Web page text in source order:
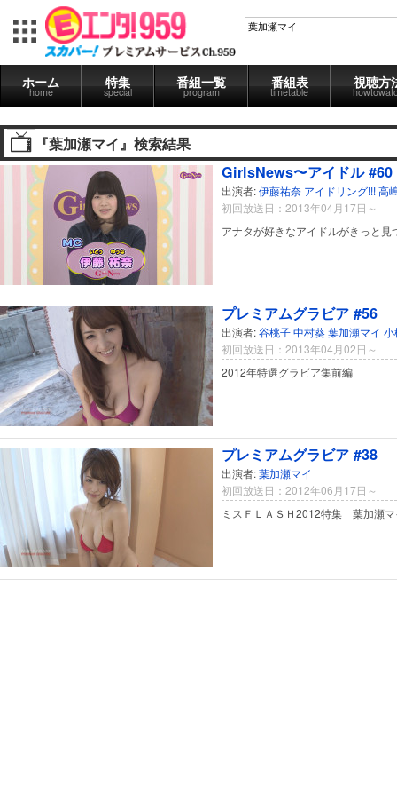
ホーム
home
特集
special
番組一覧
program
番組表
timetable
視聴方
『葉加瀬マイ』検索結果
GirlsNews〜アイドル #60
出演者:伊藤祐奈 アイドリング!!!高
初回放送日：2013年04月17日～
アナタが好きなアイドルがきっと見
プレミアムグラビア #56
出演者:谷桃子中村葵葉加瀬マイ 小
初回放送日：2013年04月02日～
2012年特選グラビア集前編
プレミアムグラビア #38
出演者:葉加瀬マイ
初回放送日：2012年06月17日～
ミスＦＬＡＳＨ2012特集 葉加瀬